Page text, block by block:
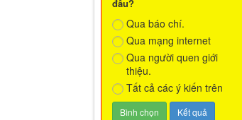
đâu?
Qua báo chí.
Qua mạng internet
Qua người quen giới
thiệu.
Tất cả các ý kiến trên